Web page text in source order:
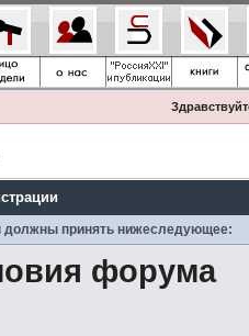
должны принять нижеследующее:
форума